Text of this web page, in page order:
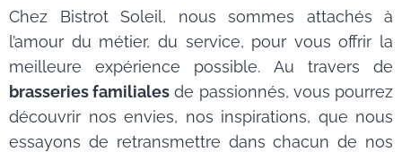
Chez Bistrot Soleil, nous sommes attachés à
l’amour du métier, du service, pour vous offrir la
meilleure expérience possible. Au travers de
brasseries familiales de passionnés, vous pourrez
découvrir nos envies, nos inspirations, que nous
essayons de retransmettre dans chacun de nos